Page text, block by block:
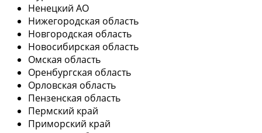
Ненецкий АО
Нижегородская область
Новгородская область
Новосибирская область
Омская область
Оренбургская область
Орловская область
Пензенская область
Пермский край
Приморский край